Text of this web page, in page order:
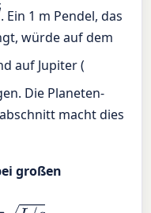
. Ein 1 m Pendel, das
würde auf dem
auf Jupiter (
Die Planeten-
macht dies
großen